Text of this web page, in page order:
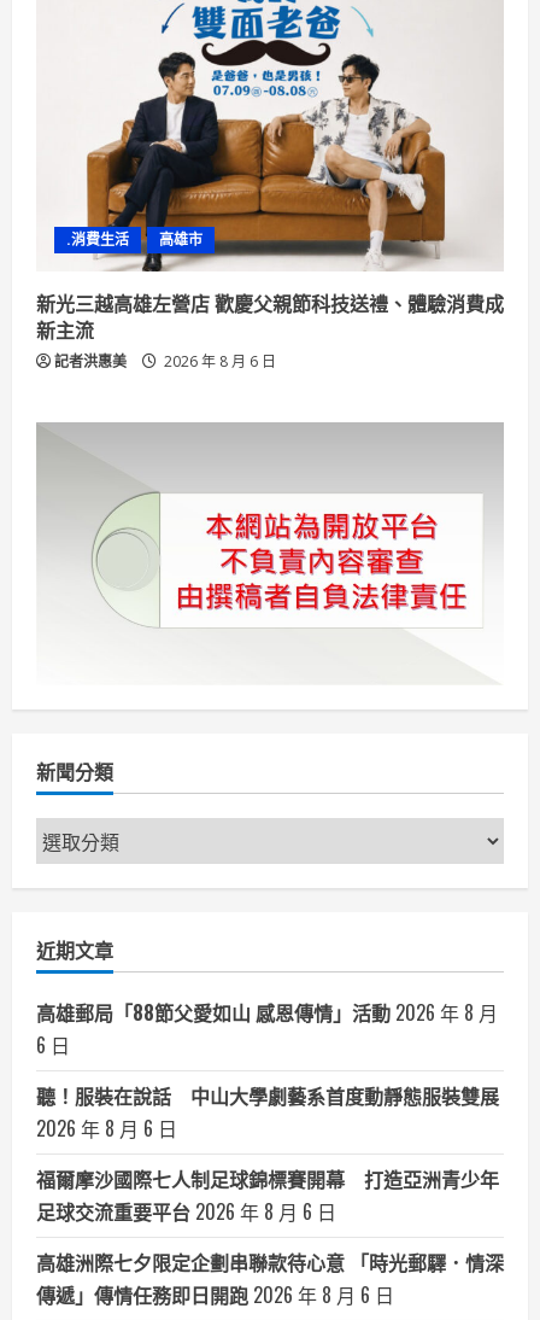
.消費生活 高雄市
新光三越高雄左營店 歡慶父親節科技送禮、體驗消費成
新主流
記者洪惠美 2026 年 8 月 6 日
新聞分類
新
聞
近期文章
高雄郵局「88節父愛如山 感恩傳情」活動 2026 年 8 月
6 日
聽！服裝在說話 中山大學劇藝系首度動靜態服裝雙展
2026 年 8 月 6 日
福爾摩沙國際七人制足球錦標賽開幕 打造亞洲青少年
足球交流重要平台 2026 年 8 月 6 日
高雄洲際七夕限定企劃串聯款待心意 「時光郵驛．情深
傳遞」傳情任務即日開跑 2026 年 8 月 6 日